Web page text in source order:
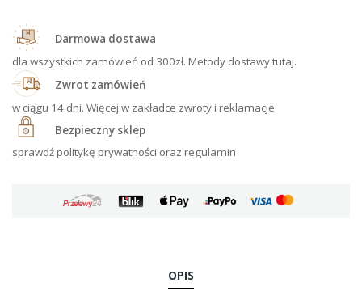
Darmowa dostawa
dla wszystkich zamówień od 300zł. Metody dostawy tutaj.
Zwrot zamówień
w ciągu 14 dni. Więcej w zakładce zwroty i reklamacje
Bezpieczny sklep
sprawdź politykę prywatności oraz regulamin
OPIS